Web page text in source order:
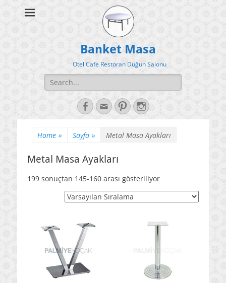
Banket Masa
Otel Cafe Restoran Düğün Salonu
Search
for:
Facebook
EmailPinterestInstagram
Home » Sayfa » Metal Masa Ayakları
Metal Masa Ayakları
199 sonuçtan 145-160 arası gösteriliyor